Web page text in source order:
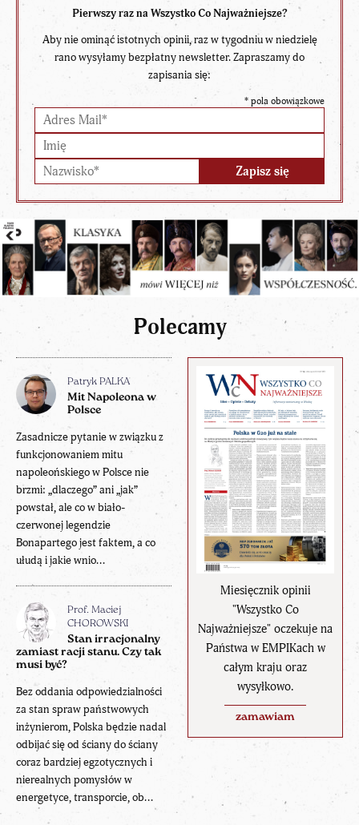
Pierwszy raz na Wszystko Co Najważniejsze?
Aby nie ominąć istotnych opinii, raz w tygodniu w niedzielę
rano wysyłamy bezpłatny newsletter. Zapraszamy do
zapisania się:
* pola obowiązkowe
Polecamy
Miesięcznik opinii
"Wszystko Co
Najważniejsze" oczekuje na
Państwa w EMPIKach w
całym kraju oraz
wysyłkowo.
zamawiam
Patryk PALKA
Mit Napoleona w
Polsce
Zasadnicze pytanie w związku z
funkcjonowaniem mitu
napoleońskiego w Polsce nie
brzmi: „dlaczego” ani „jak”
powstał, ale co w biało-
czerwonej legendzie
Bonapartego jest faktem, a co
ułudą i jakie wnio...
Prof. Maciej
CHOROWSKI
Stan irracjonalny
zamiast racji stanu. Czy tak
musi być?
Bez oddania odpowiedzialności
za stan spraw państwowych
inżynierom, Polska będzie nadal
odbijać się od ściany do ściany
coraz bardziej egzotycznych i
nierealnych pomysłów w
energetyce, transporcie, ob...